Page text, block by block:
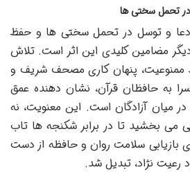
تحمل سختی ها
دعا و توسل در تحمل سختی ها و حفظ
دیگر مضامین کلیدی این اثر است. تلاش
ممنوعیت، پنهان کاری مصحف شریف و
به حافظان قرآن، نشان دهنده عمق
میان آزادگان است. این معنویت، نه
می بخشید تا در برابر شکنجه ها تاب
بازیابی سلامت روان و حافظه از دست
رعیت نژاد، تبدیل شد.